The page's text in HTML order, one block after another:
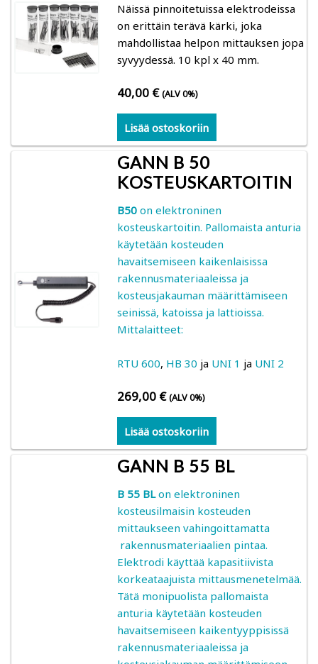
Mittarit
Koneet ja laitteet
Käytetyt koneet ja laitteet
Ved-Systems Oy Engineering
Myynti- ja toimitusehdot
Tietosuoja, evästeet ja rekisteriseloste
Ota yhteyttä
Näissä pinnoitetuissa elektrodeissa
on erittäin terävä kärki, joka
mahdollistaa helpon mittauksen jopa
syvyydessä. 10 kpl x 40 mm.
40,00 € (ALV 0%)
Lisää ostoskoriin
GANN B 50
KOSTEUSKARTOITIN
B50on elektroninen
kosteuskartoitin. Pallomaista anturia
käytetään kosteuden
havaitsemiseen kaikenlaisissa
rakennusmateriaaleissa ja
kosteusjakauman määrittämiseen
seinissä, katoissa ja lattioissa.
Mittalaitteet:
RTU 600, HB 30 ja UNI 1 ja UNI 2
269,00 € (ALV 0%)
Lisää ostoskoriin
GANN B 55 BL
B 55 BLon elektroninen
kosteusilmaisin kosteuden
mittaukseen vahingoittamatta
rakennusmateriaalien pintaa.
Elektrodi käyttää kapasitiivista
korkeataajuista mittausmenetelmää.
Tätä monipuolista pallomaista
anturia käytetään kosteuden
havaitsemiseen kaikentyyppisissä
rakennusmateriaaleissa ja